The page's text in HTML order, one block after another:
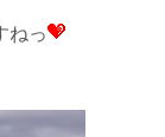
ねっ